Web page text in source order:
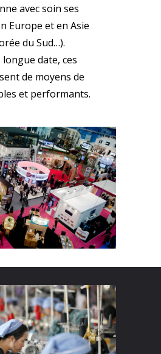
avec soin ses
Europe et en Asie
du Sud…).
date, ces
de moyens de
et performants.